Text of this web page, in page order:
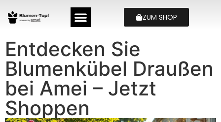
ZUM SHOP
Entdecken Sie
Blumenkübel Draußen
bei Amei – Jetzt
Shoppen